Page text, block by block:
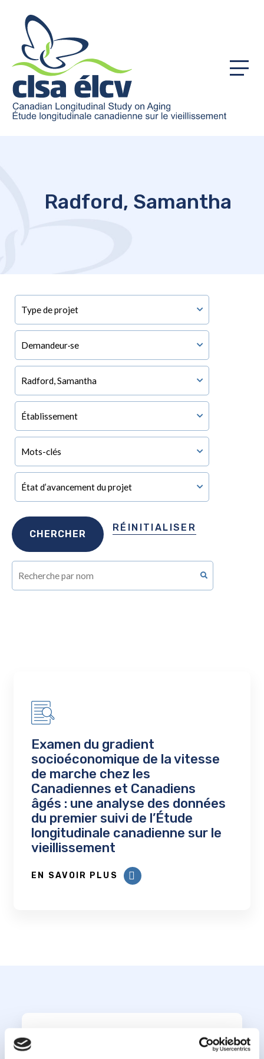
Menu
Radford, Samantha
RÉINITIALISER
Examen du gradient
socioéconomique de la vitesse
de marche chez les
Canadiennes et Canadiens
âgés : une analyse des données
du premier suivi de l’Étude
longitudinale canadienne sur le
vieillissement
EN SAVOIR PLUS
Abonnez-vous à notre